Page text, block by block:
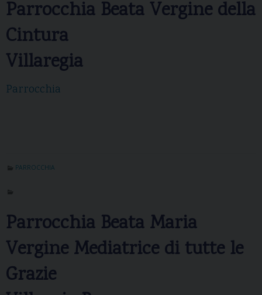
Parrocchia Beata Vergine della
Cintura
Villaregia
Parrocchia
PARROCCHIA
Parrocchia Beata Maria
Vergine Mediatrice di tutte le
Grazie